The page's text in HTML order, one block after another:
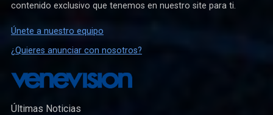
contenido exclusivo que tenemos en nuestro site para ti.
Únete a nuestro equipo
¿Quieres anunciar con nosotros?
Últimas Noticias